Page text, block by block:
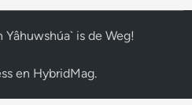
Yâhuwshúa` is de Weg!
en HybridMag.